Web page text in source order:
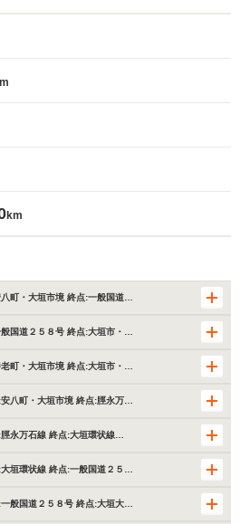
km
町・大垣市境 終点:一般国道…
国道２５８号 終点:大垣市・…
町・大垣市境 終点:大垣市・…
八町・大垣市境 終点:脛永万…
永万石線 終点:大垣環状線…
垣環状線 終点:一般国道２５…
般国道２５８号 終点:大垣大…